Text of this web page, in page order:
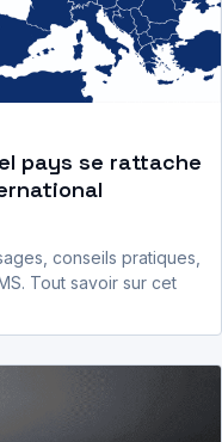
pays se rattache
conseils pratiques,
Tout savoir sur cet